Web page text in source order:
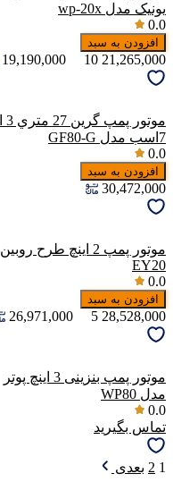
یونیک مدل wp-20x
0.0
افزودن به سبد
21,265,000
10
19,190,000
7اسب مدل GF80-G
0.0
افزودن به سبد
30,472,000
موتور پمپ 2 اینچ طرح روبین
EY20
0.0
افزودن به سبد
28,528,000
5
26,971,000
موتور پمپ بنزینی 3 اینچ پوتر
مدل WP80
0.0
تماس بگیرید
1
2 بعدی